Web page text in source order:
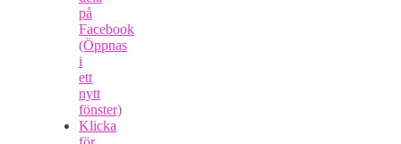
på
Facebook
(Öppnas
i
ett
nytt
fönster)
Klicka